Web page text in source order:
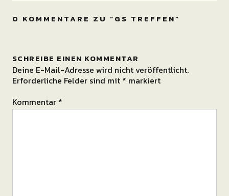
0 KOMMENTARE ZU “GS TREFFEN”
SCHREIBE EINEN KOMMENTAR
Deine E-Mail-Adresse wird nicht veröffentlicht.
Erforderliche Felder sind mit * markiert
Kommentar *